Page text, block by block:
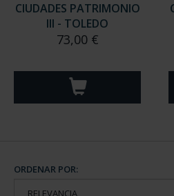
CIUDADES PATRIMONIO
III - TOLEDO
73,00 €
ORDENAR POR: